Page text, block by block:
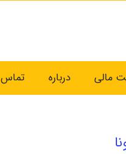
مالی درباره تماس